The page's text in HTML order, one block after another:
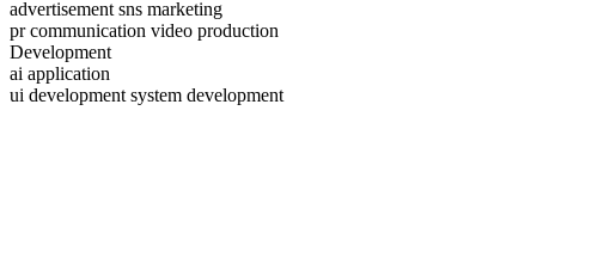
advertisement sns marketing
pr communication video production
Development
ai application
ui development system development